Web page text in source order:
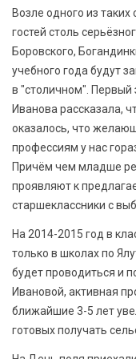
Возле одного из
гостей столь
Боровского,
учебного года будут
в "столичном". Первый
Иванова рассказала,
оказалось, что
профессиям у нас
Причём чем младше
проявляют к
старшеклассники с
На 2014-2015 год в
только в школах по
будет проводиться и
Ивановой, активная
ближайшие 3-5 лет
готовых получать